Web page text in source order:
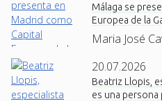
Málaga se
Europea de la
Maria José
20.07.2026
Beatriz Llopis,
es una persona